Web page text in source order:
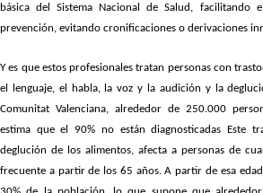
básica del Sistema Nacional de Salud, facilitando
prevención, evitando cronificaciones o derivaciones
Y es que estos profesionales tratan personas con
el lenguaje, el habla, la voz y la audición y la
Comunitat Valenciana, alrededor de 250.000
estima que el 90% no están diagnosticadas Este
deglución de los alimentos, afecta a personas de
frecuente a partir de los 65 años. A partir de esa